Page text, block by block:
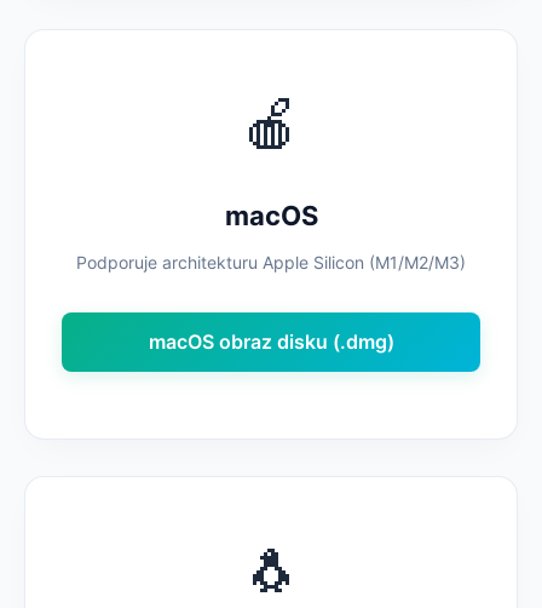
🍎
macOS
Podporuje architekturu Apple Silicon (M1/M2/M3)
macOS obraz disku (.dmg)
🐧